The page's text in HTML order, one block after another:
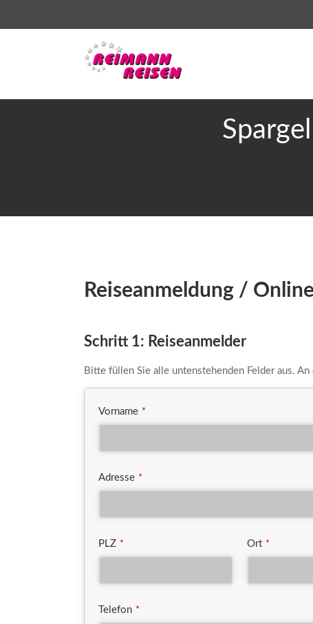
Reiseanmeldung /
Schritt 1: Reiseanmelder
Bitte füllen Sie alle untenstehenden Felder aus.
Vorname *
Adresse *
PLZ * Ort *
Telefon *